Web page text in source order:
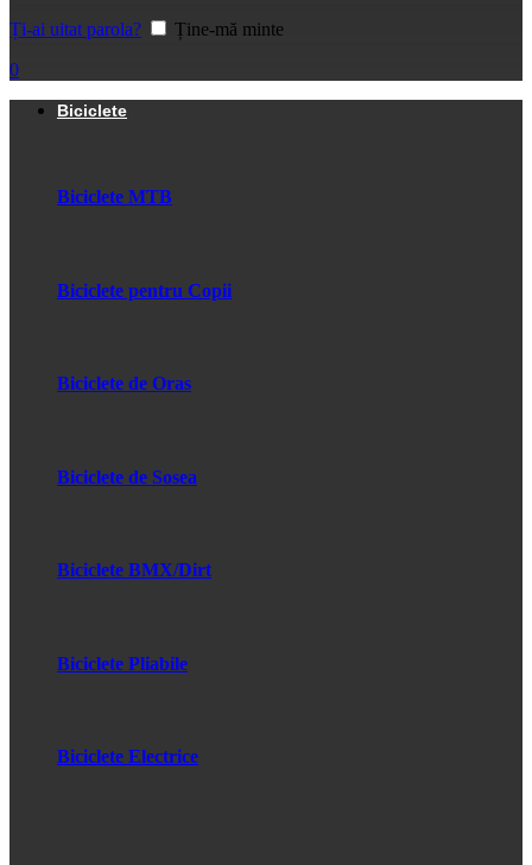
Ți-ai uitat parola?
Ține-mă minte
0
Biciclete
Biciclete MTB
Biciclete pentru Copii
Biciclete de Oras
Biciclete de Sosea
Biciclete BMX/Dirt
Biciclete Pliabile
Biciclete Electrice